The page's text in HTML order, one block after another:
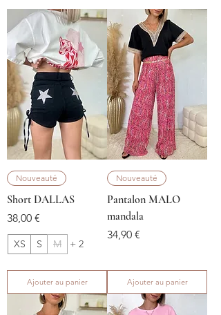
Nouveauté
Short DALLAS
Prix
38,00 €
XS S M + 2
Ajouter au panier
Nouveauté
Pantalon MALO
mandala
Prix
34,90 €
Ajouter au panier